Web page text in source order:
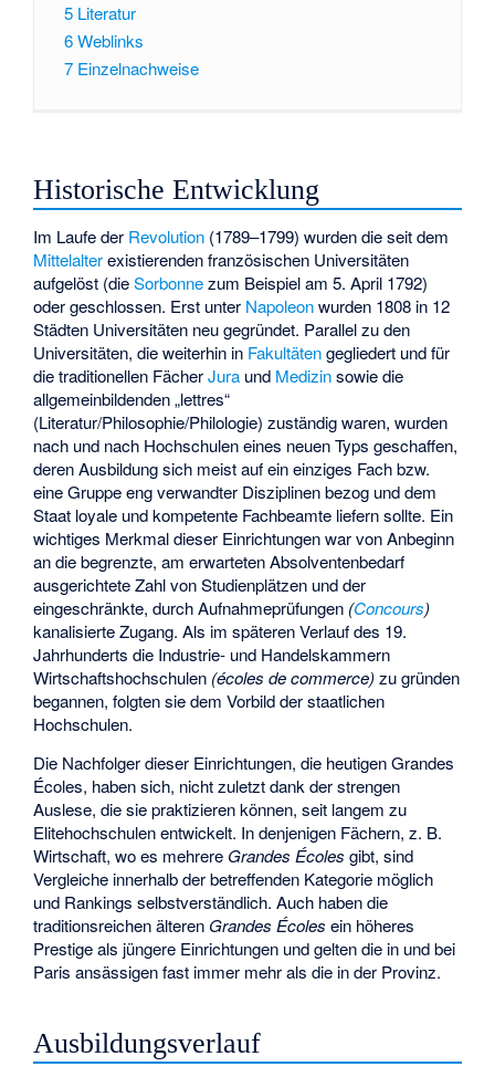
5 Literatur
6Weblinks
7 Einzelnachweise
Historische Entwicklung
Im Laufe der Revolution (1789–1799) wurden die seit dem
Mittelalterexistierenden französischen Universitäten
aufgelöst (dieSorbonnezum Beispiel am 5. April 1792)
oder geschlossen. Erst unter Napoleonwurden 1808 in 12
Städten Universitäten neu gegründet. Parallel zu den
Universitäten, die weiterhin in Fakultätengegliedert und für
die traditionellen FächerJura und Medizinsowie die
allgemeinbildenden „lettres“
(Literatur/Philosophie/Philologie) zuständig waren, wurden
nach und nach Hochschulen eines neuen Typs geschaffen,
deren Ausbildung sich meist auf ein einziges Fach bzw.
eine Gruppe eng verwandter Disziplinen bezog und dem
Staat loyale und kompetente Fachbeamte liefern sollte. Ein
wichtiges Merkmal dieser Einrichtungen war von Anbeginn
an die begrenzte, am erwarteten Absolventenbedarf
ausgerichtete Zahl von Studienplätzen und der
eingeschränkte, durch Aufnahmeprüfungen (Concours)
kanalisierte Zugang. Als im späteren Verlauf des 19.
Jahrhunderts die Industrie- und Handelskammern
Wirtschaftshochschulen (écoles de commerce)zu gründen
begannen, folgten sie dem Vorbild der staatlichen
Hochschulen.
Die Nachfolger dieser Einrichtungen, die heutigen Grandes
Écoles, haben sich, nicht zuletzt dank der strengen
Auslese, die sie praktizieren können, seit langem zu
Elitehochschulen entwickelt. In denjenigen Fächern, z. B.
Wirtschaft, wo es mehrere Grandes Écoles gibt, sind
Vergleiche innerhalb der betreffenden Kategorie möglich
und Rankings selbstverständlich. Auch haben die
traditionsreichen älteren Grandes Écoles ein höheres
Prestige als jüngere Einrichtungen und gelten die in und bei
Paris ansässigen fast immer mehr als die in der Provinz.
Ausbildungsverlauf